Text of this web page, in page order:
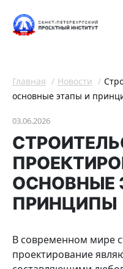
Главная Новости
основные этапы и
03.06.2026
ОСНОВНЫЕ
ПРИНЦИПЫ
В современном мире
проектирование